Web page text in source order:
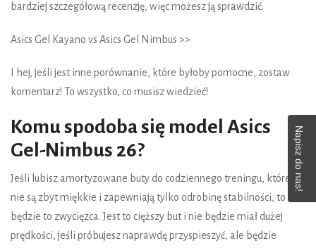
bardziej szczegółową recenzję, więc możesz ją sprawdzić.
Asics Gel Kayano vs Asics Gel Nimbus >>
I hej, jeśli jest inne porównanie, które byłoby pomocne, zostaw
komentarz! To wszystko, co musisz wiedzieć!
Komu spodoba się model Asics
Gel-Nimbus 26?
Jeśli lubisz amortyzowane buty do codziennego treningu, które
nie są zbyt miękkie i zapewniają tylko odrobinę stabilności, to
będzie to zwycięzca. Jest to cięższy but i nie będzie miał dużej
prędkości, jeśli próbujesz naprawdę przyspieszyć, ale będzie
Napisz do nas!